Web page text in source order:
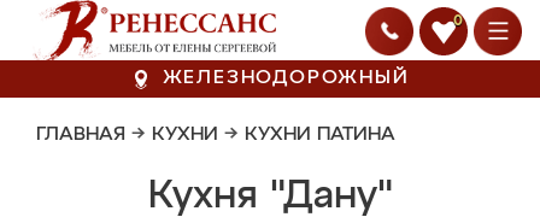
0
ЖЕЛЕЗНОДОРОЖНЫЙ
ГЛАВНАЯ → КУХНИ → КУХНИ ПАТИНА
Кухня "Дану"